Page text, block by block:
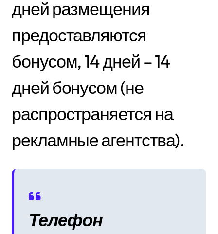
дней размещения
предоставляются
бонусом, 14 дней – 14
дней бонусом (не
распространяется на
рекламные агентства).
Телефон